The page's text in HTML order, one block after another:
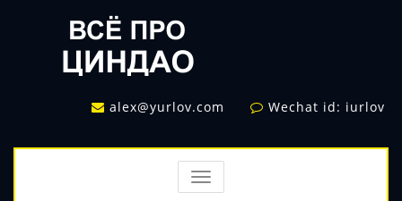
alex@yurlov.com Wechat id: iurlov
TOGGLE
NAVIGATION